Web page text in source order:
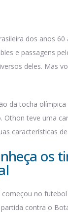
dos anos
e passagens
deles. Mas
da tocha
Othon teve uma
características
os
no
contra o